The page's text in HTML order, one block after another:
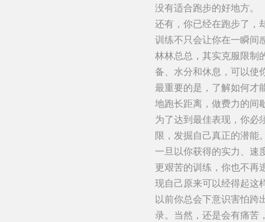
没有适合跑步的好地方。
还有，你已经在跑步了，
训练不只会让你在一瞬间
林林总总，其实克服限制
备、水分和休息，可以使
最重要的是，了解如何才
地跑长距离，做费力的间
为了达到最佳表现，你必
限，发掘自己真正的潜能
一旦以你获得的实力、速
更艰苦的训练，你也不再
现自己原来可以经得起这
以前你总会下意识害怕跨
录。当然，还是会有痛苦